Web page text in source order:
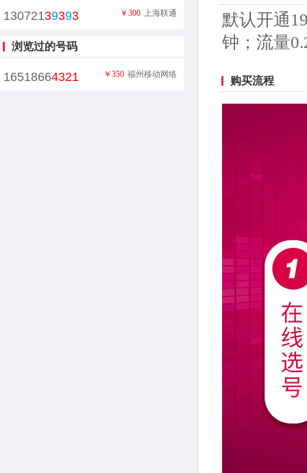
13072139393 上海联通
￥300
浏览过的号码
16518664321 福州移动网络
￥350
默认开通
钟；流量
购买流程